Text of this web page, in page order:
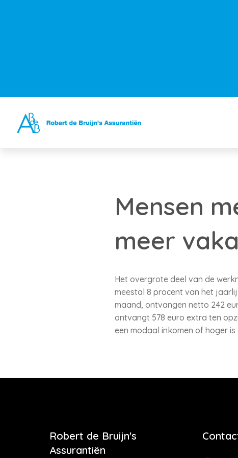
Mensen
meer
Het overgrote deel van de
meestal 8 procent van het
maand, ontvangen netto 242
ontvangt 578 euro extra ten
een modaal inkomen of hoger
Robert de Bruijn's
Assurantiën